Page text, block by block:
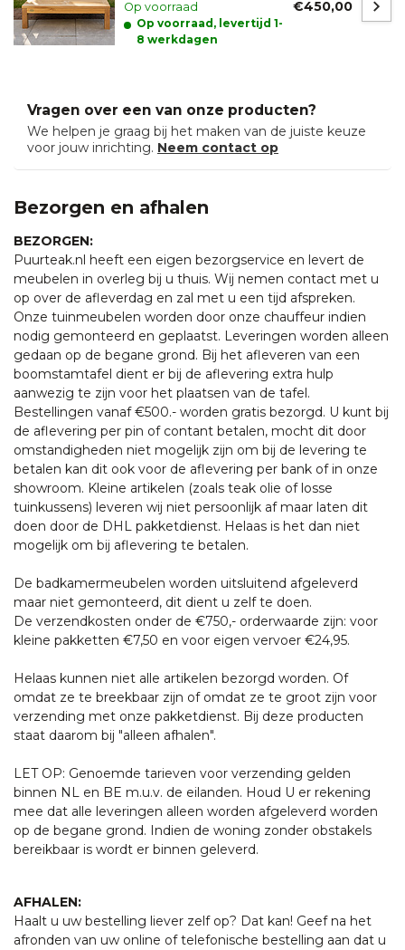
Op voorraad
Op voorraad, levertijd 1-
8 werkdagen
€450,00
Vragen over een van onze producten?
We helpen je graag bij het maken van de juiste keuze
voor jouw inrichting. Neem contact op
Bezorgen en afhalen
BEZORGEN:
Puurteak.nl heeft een eigen bezorgservice en levert de
meubelen in overleg bij u thuis. Wij nemen contact met u
op over de afleverdag en zal met u een tijd afspreken.
Onze tuinmeubelen worden door onze chauffeur indien
nodig gemonteerd en geplaatst. Leveringen worden alleen
gedaan op de begane grond. Bij het afleveren van een
boomstamtafel dient er bij de aflevering extra hulp
aanwezig te zijn voor het plaatsen van de tafel.
Bestellingen vanaf €500.- worden gratis bezorgd. U kunt bij
de aflevering per pin of contant betalen, mocht dit door
omstandigheden niet mogelijk zijn om bij de levering te
betalen kan dit ook voor de aflevering per bank of in onze
showroom. Kleine artikelen (zoals teak olie of losse
tuinkussens) leveren wij niet persoonlijk af maar laten dit
doen door de DHL pakketdienst. Helaas is het dan niet
mogelijk om bij aflevering te betalen.
De badkamermeubelen worden uitsluitend afgeleverd
maar niet gemonteerd, dit dient u zelf te doen.
De verzendkosten onder de €750,- orderwaarde zijn: voor
kleine pakketten €7,50 en voor eigen vervoer €24,95.
Helaas kunnen niet alle artikelen bezorgd worden. Of
omdat ze te breekbaar zijn of omdat ze te groot zijn voor
verzending met onze pakketdienst. Bij deze producten
staat daarom bij "alleen afhalen".
LET OP: Genoemde tarieven voor verzending gelden
binnen NL en BE m.u.v. de eilanden. Houd U er rekening
mee dat alle leveringen alleen worden afgeleverd worden
op de begane grond. Indien de woning zonder obstakels
bereikbaar is wordt er binnen geleverd.
AFHALEN:
Haalt u uw bestelling liever zelf op? Dat kan! Geef na het
afronden van uw online of telefonische bestelling aan dat u